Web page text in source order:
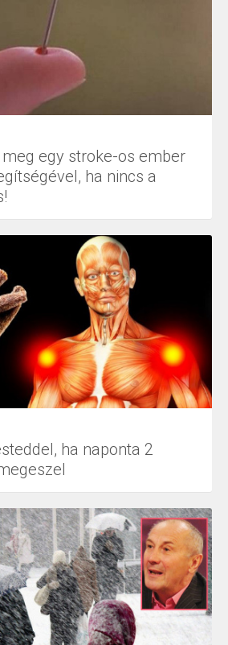
egy stroke-os ember
ha nincs a
ha naponta 2